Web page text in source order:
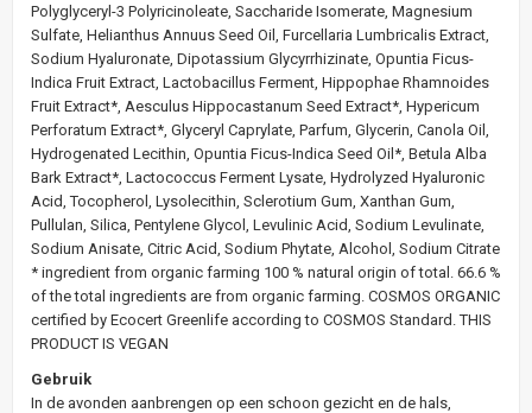
Polyglyceryl-3 Polyricinoleate, Saccharide Isomerate, Magnesium
Sulfate, Helianthus Annuus Seed Oil, Furcellaria Lumbricalis Extract,
Sodium Hyaluronate, Dipotassium Glycyrrhizinate, Opuntia Ficus-
Indica Fruit Extract, Lactobacillus Ferment, Hippophae Rhamnoides
Fruit Extract*, Aesculus Hippocastanum Seed Extract*, Hypericum
Perforatum Extract*, Glyceryl Caprylate, Parfum, Glycerin, Canola Oil,
Hydrogenated Lecithin, Opuntia Ficus-Indica Seed Oil*, Betula Alba
Bark Extract*, Lactococcus Ferment Lysate, Hydrolyzed Hyaluronic
Acid, Tocopherol, Lysolecithin, Sclerotium Gum, Xanthan Gum,
Pullulan, Silica, Pentylene Glycol, Levulinic Acid, Sodium Levulinate,
Sodium Anisate, Citric Acid, Sodium Phytate, Alcohol, Sodium Citrate
* ingredient from organic farming 100 % natural origin of total. 66.6 %
of the total ingredients are from organic farming. COSMOS ORGANIC
certified by Ecocert Greenlife according to COSMOS Standard. THIS
PRODUCT IS VEGAN
Gebruik
In de avonden aanbrengen op een schoon gezicht en de hals,